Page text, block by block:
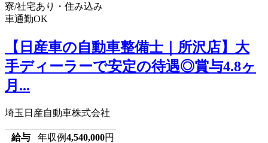
寮/社宅あり・住み込み
車通勤OK
【日産車の自動車整備士｜所沢店】大
手ディーラーで安定の待遇◎賞与4.8ヶ
月...
埼玉日産自動車株式会社
給与 年収例4,540,000円